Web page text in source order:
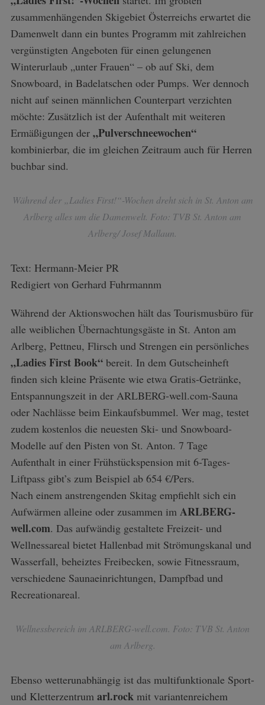
zusammenhängenden Skigebiet Österreichs erwartet die
Damenwelt dann ein buntes Programm mit zahlreichen
vergünstigten Angeboten für einen gelungenen
Winterurlaub „unter Frauen“ – ob auf Ski, dem
Snowboard, in Badelatschen oder Pumps. Wer dennoch
nicht auf seinen männlichen Counterpart verzichten
möchte: Zusätzlich ist der Aufenthalt mit weiteren
Ermäßigungen der „Pulverschneewochen“
kombinierbar, die im gleichen Zeitraum auch für Herren
buchbar sind.
Während der „Ladies First!“-Wochen dreht sich in St. Anton am
Arlberg alles um die Damenwelt. Foto: TVB St. Anton am
Arlberg/ Josef Mallaun.
Text: Hermann-Meier PR
Redigiert von Gerhard Fuhrmannm
Während der Aktionswochen hält das Tourismusbüro für
alle weiblichen Übernachtungsgäste in St. Anton am
Arlberg, Pettneu, Flirsch und Strengen ein persönliches
„Ladies First Book“bereit. In dem Gutscheinheft
finden sich kleine Präsente wie etwa Gratis-Getränke,
Entspannungszeit in der ARLBERG-well.com-Sauna
oder Nachlässe beim Einkaufsbummel. Wer mag, testet
zudem kostenlos die neuesten Ski- und Snowboard-
Modelle auf den Pisten von St. Anton. 7 Tage
Aufenthalt in einer Frühstückspension mit 6-Tages-
Liftpass gibt’s zum Beispiel ab 654 €/Pers.
Nach einem anstrengenden Skitag empfiehlt sich ein
Aufwärmen alleine oder zusammen im ARLBERG-
well.com. Das aufwändig gestaltete Freizeit- und
Wellnessareal bietet Hallenbad mit Strömungskanal und
Wasserfall, beheiztes Freibecken, sowie Fitnessraum,
verschiedene Saunaeinrichtungen, Dampfbad und
Recreationareal.
Wellnessbereich im ARLBERG-well.com. Foto: TVB St. Anton
am Arlberg.
Ebenso wetterunabhängig ist das multifunktionale Sport-
und Kletterzentrum arl.rockmit variantenreichem